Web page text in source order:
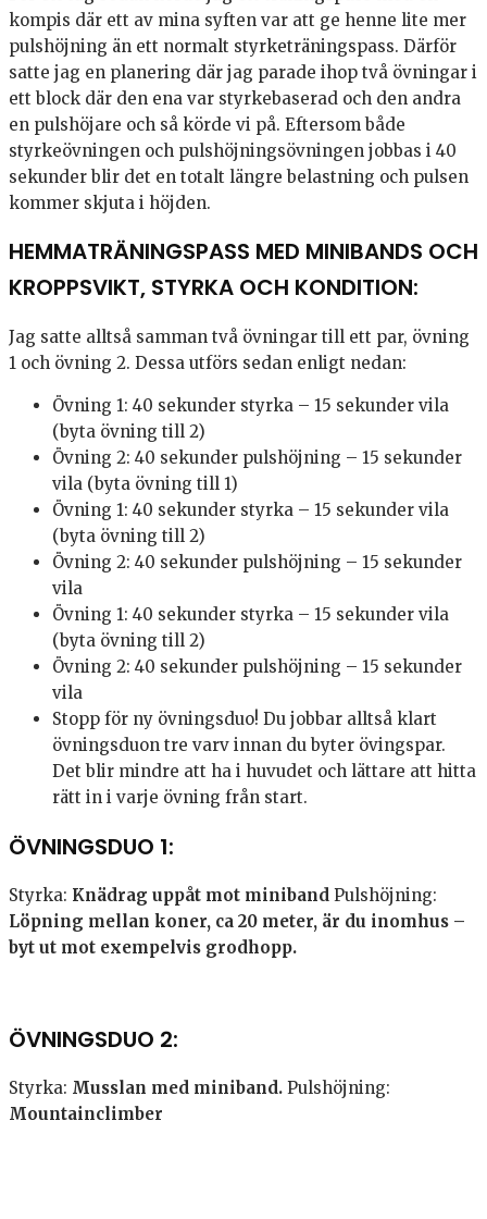
kompis där ett av mina syften var att ge henne lite mer
pulshöjning än ett normalt styrketräningspass. Därför
satte jag en planering där jag parade ihop två övningar i
ett block där den ena var styrkebaserad och den andra
en pulshöjare och så körde vi på. Eftersom både
styrkeövningen och pulshöjningsövningen jobbas i 40
sekunder blir det en totalt längre belastning och pulsen
kommer skjuta i höjden.
HEMMATRÄNINGSPASS MED MINIBANDS OCH
KROPPSVIKT, STYRKA OCH KONDITION:
Jag satte alltså samman två övningar till ett par, övning
1 och övning 2. Dessa utförs sedan enligt nedan:
Övning 1: 40 sekunder styrka – 15 sekunder vila
(byta övning till 2)
Övning 2: 40 sekunder pulshöjning – 15 sekunder
vila (byta övning till 1)
Övning 1: 40 sekunder styrka – 15 sekunder vila
(byta övning till 2)
Övning 2: 40 sekunder pulshöjning – 15 sekunder
vila
Övning 1: 40 sekunder styrka – 15 sekunder vila
(byta övning till 2)
Övning 2: 40 sekunder pulshöjning – 15 sekunder
vila
Stopp för ny övningsduo! Du jobbar alltså klart
övningsduon tre varv innan du byter övingspar.
Det blir mindre att ha i huvudet och lättare att hitta
rätt in i varje övning från start.
ÖVNINGSDUO 1:
Styrka: Knädrag uppåt mot miniband Pulshöjning:
Löpning mellan koner, ca 20 meter, är du inomhus –
byt ut mot exempelvis grodhopp.
ÖVNINGSDUO 2:
Styrka: Musslan med miniband. Pulshöjning:
Mountainclimber